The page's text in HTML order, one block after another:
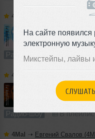
На сайте появился
электронную
Микстейпы, лайвы
СЛУШАТЬ
4Mal Vladislav Romodan pres. Vlad Positive — Микшер Русской кибернетики 459,
10:26 1227 раз
Радио-шоу В плейлист
4Mal
706 раз
Радио-шоу В
4Mal ➝ Евгений Свалов (4Mal), Александр Киреев